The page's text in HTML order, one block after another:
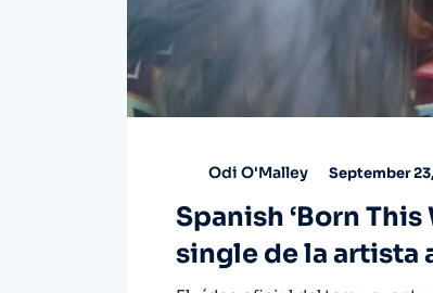
Odi O'Malley September
Spanish ‘Born This
single de la artista